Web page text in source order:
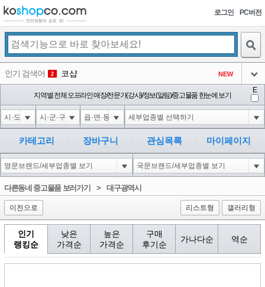
로그인 PC버전
인기 검색어 2 코샵 NEW
3 익스
아이콘
4 미끄럼방지
아이콘
5 대성설렁탕
아이콘
-16
6 1-1 waitfor delay '0:0:15' --
아이콘
0
1
지역별 전체 오프라인 매장/전문가(강사)/정보(알림)/중고물품 한눈에 보기
E
카테고리 장바구니 관심목록 마이페이지
다른동네 중고물품 보러가기>대구광역시
이전으로 리스트형 갤러리형
인기
랭킹순
낮은
가격순
높은
가격순
구매
후기순
가나다순 역순